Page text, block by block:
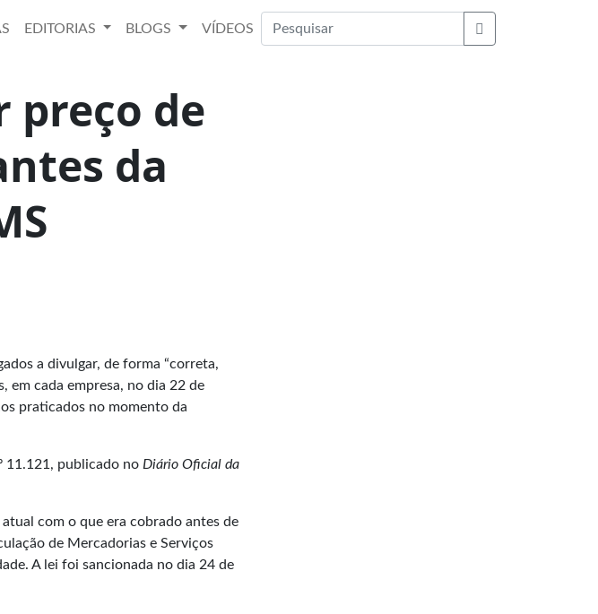
EDITORIAS BLOGS
VÍDEOS
Buscar
preço de
da
a divulgar, de forma “correta,
em cada empresa, no dia 22 de
praticados no momento da
11.121, publicado no Diário Oficial da
com o que era cobrado antes de
de Mercadorias e Serviços
A lei foi sancionada no dia 24 de